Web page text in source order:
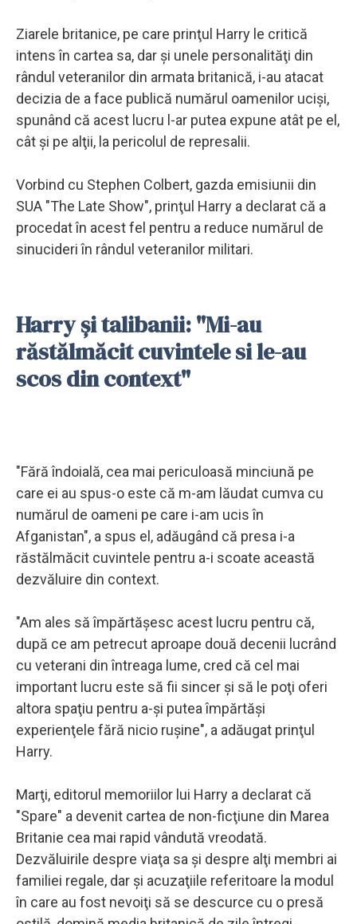
Ziarele britanice, pe care prinţul Harry le critică
intens în cartea sa, dar şi unele personalităţi din
rândul veteranilor din armata britanică, i-au atacat
decizia de a face publică numărul oamenilor ucişi,
spunând că acest lucru l-ar putea expune atât pe el,
cât şi pe alţii, la pericolul de represalii.
Vorbind cu Stephen Colbert, gazda emisiunii din
SUA "The Late Show", prinţul Harry a declarat că a
procedat în acest fel pentru a reduce numărul de
sinucideri în rândul veteranilor militari.
Harry și talibanii: "Mi-au
răstălmăcit cuvintele si le-au
scos din context"
"Fără îndoială, cea mai periculoasă minciună pe
care ei au spus-o este că m-am lăudat cumva cu
numărul de oameni pe care i-am ucis în
Afganistan", a spus el, adăugând că presa i-a
răstălmăcit cuvintele pentru a-i scoate această
dezvăluire din context.
"Am ales să împărtăşesc acest lucru pentru că,
după ce am petrecut aproape două decenii lucrând
cu veterani din întreaga lume, cred că cel mai
important lucru este să fii sincer şi să le poţi oferi
altora spaţiu pentru a-şi putea împărtăşi
experienţele fără nicio ruşine", a adăugat prinţul
Harry.
Marţi, editorul memoriilor lui Harry a declarat că
"Spare" a devenit cartea de non-ficţiune din Marea
Britanie cea mai rapid vândută vreodată.
Dezvăluirile despre viaţa sa şi despre alţi membri ai
familiei regale, dar şi acuzaţiile referitoare la modul
în care au fost nevoiţi să se descurce cu o presă